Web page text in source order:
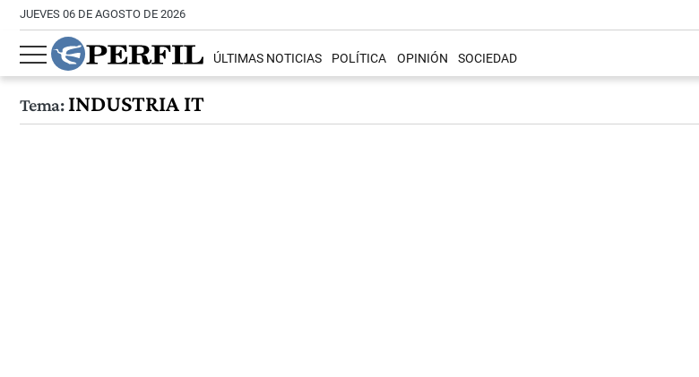
JUEVES 06 DE AGOSTO DE 2026
ÚLTIMAS NOTICIAS POLÍTICA OPINIÓN SOCIEDAD
Tema:INDUSTRIA IT